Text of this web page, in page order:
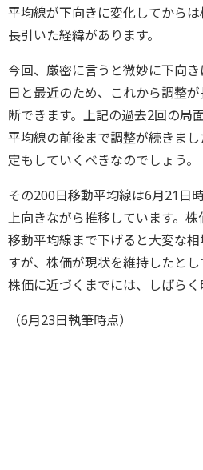
平均線が下向きに変化してから
長引いた経緯があります。
今回、厳密に言うと微妙に下向
日と最近のため、これから調整
断できます。上記の過去2回の局
平均線の前後まで調整が続きま
定もしていくべきなのでしょう。
その200日移動平均線は6月21日
上向きながら推移しています。
移動平均線まで下げると大変な
すが、株価が現状を維持したと
株価に近づくまでには、しばらく
（6月23日執筆時点）